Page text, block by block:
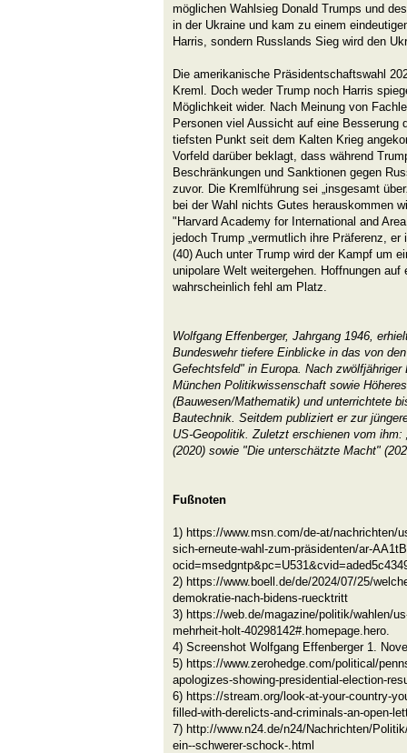
möglichen Wahlsieg Donald Trumps und
in der Ukraine und kam zu einem
Harris, sondern Russlands Sieg wird den
Die amerikanische Präsidentschaftswahl
Kreml. Doch weder Trump noch Harris
Möglichkeit wider. Nach Meinung von
Personen viel Aussicht auf eine Besserung
tiefsten Punkt seit dem Kalten Krieg
Vorfeld darüber beklagt, dass während
Beschränkungen und Sanktionen gegen
zuvor. Die Kremlführung sei „insgesamt
bei der Wahl nichts Gutes herauskommen
"Harvard Academy for International and
jedoch Trump „vermutlich ihre Präferenz, er
(40) Auch unter Trump wird der Kampf um
unipolare Welt weitergehen. Hoffnungen
wahrscheinlich fehl am Platz.
Wolfgang Effenberger, Jahrgang 1946,
Bundeswehr tiefere Einblicke in das von
Gefechtsfeld" in Europa. Nach
München Politikwissenschaft sowie
(Bauwesen/Mathematik) und unterrichtete
Bautechnik. Seitdem publiziert er zur
US-Geopolitik. Zuletzt erschienen vom ihm:
(2020) sowie "Die unterschätzte Macht"
Fußnoten
1) https://www.msn.com/de-at/nachrichten/
sich-erneute-wahl-zum-präsidenten/ar-
2) https://www.boell.de/de/2024/07/25/
demokratie-nach-bidens-ruecktritt
3) https://web.de/magazine/politik/wahlen/
mehrheit-holt-40298142#.homepage.hero.
4) Screenshot Wolfgang Effenberger 1.
5) https://www.zerohedge.com/political/
apologizes-showing-presidential-election-
6) https://stream.org/look-at-your-country-
filled-with-derelicts-and-criminals-an-open-
7) http://www.n24.de/n24/Nachrichten/
ein--schwerer-schock-.html